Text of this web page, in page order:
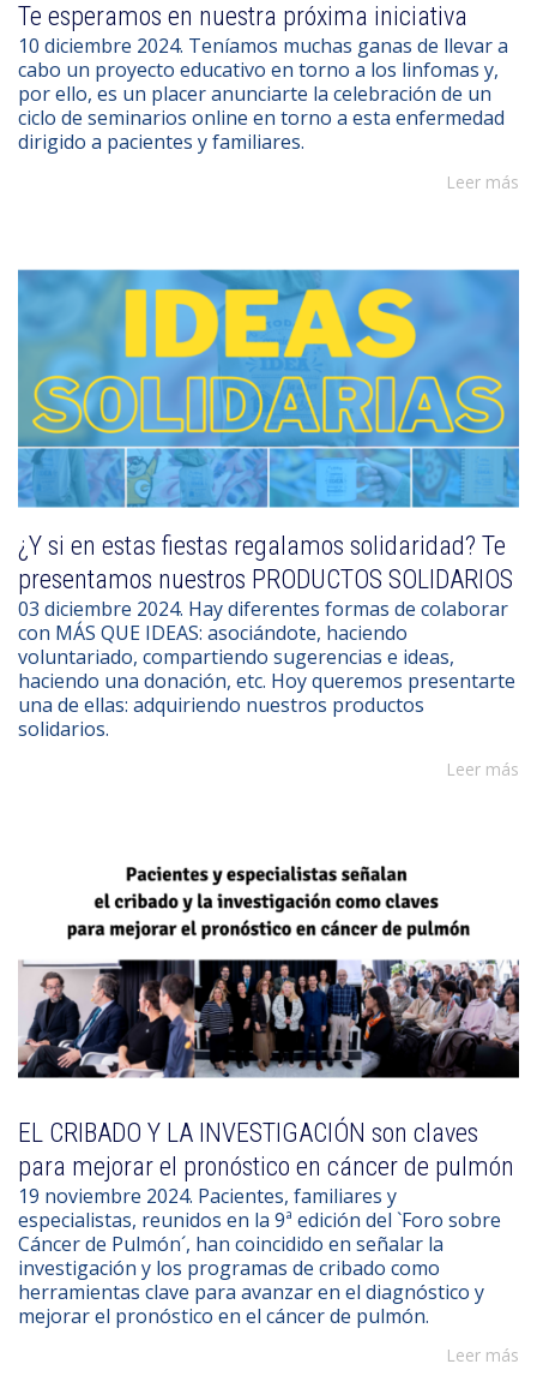
Te esperamos en nuestra próxima iniciativa
10 diciembre 2024. Teníamos muchas ganas de llevar a
cabo un proyecto educativo en torno a los linfomas y,
por ello, es un placer anunciarte la celebración de un
ciclo de seminarios online en torno a esta enfermedad
dirigido a pacientes y familiares.
Leer más
¿Y si en estas fiestas regalamos solidaridad? Te
presentamos nuestros PRODUCTOS SOLIDARIOS
03 diciembre 2024. Hay diferentes formas de colaborar
con MÁS QUE IDEAS: asociándote, haciendo
voluntariado, compartiendo sugerencias e ideas,
haciendo una donación, etc. Hoy queremos presentarte
una de ellas: adquiriendo nuestros productos
solidarios.
Leer más
EL CRIBADO Y LA INVESTIGACIÓN son claves
para mejorar el pronóstico en cáncer de pulmón
19 noviembre 2024. Pacientes, familiares y
especialistas, reunidos en la 9ª edición del `Foro sobre
Cáncer de Pulmón´, han coincidido en señalar la
investigación y los programas de cribado como
herramientas clave para avanzar en el diagnóstico y
mejorar el pronóstico en el cáncer de pulmón.
Leer más